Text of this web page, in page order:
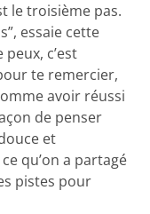
le troisième pas.
essaie cette
c’est
te remercier,
avoir réussi
de penser
et
qu’on a partagé
pistes pour